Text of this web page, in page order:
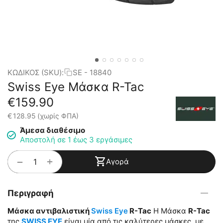
ΚΩΔΙΚΟΣ (SKU): SE - 18840
Swiss Eye Μάσκα R-Tac
€159.90
€128.95 (χωρίς ΦΠΑ)
Άμεσα διαθέσιμο
Αποστολή σε 1 έως 3 εργάσιμες
+
− Αγορά
Περιγραφή
Μάσκα αντιβαλιστικήSwiss Eye R-Tac Η Μάσκα R-Tac